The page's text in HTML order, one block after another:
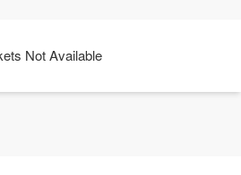
Not Available